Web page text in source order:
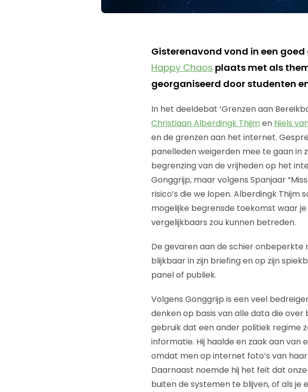
Gisterenavond vond in een
Happy Chaos plaats met als
georganiseerd door studenten
In het deeldebat ‘Grenzen aan
Christiaan Alberdingk Thijm en Niels
en de grenzen aan het internet.
panelleden weigerden mee te gaan in
begrenzing van de vrijheden op het
Gonggrijp, maar volgens Spanjaar
risico’s die we lopen. Alberdingk
mogelijke begrensde toekomst waar
vergelijkbaars zou kunnen betreden.
De gevaren aan de schier
blijkbaar in zijn briefing en op zijn
panel of publiek.
Volgens Gonggrijp is een veel
denken op basis van alle data die
gebruik dat een ander politiek regime
informatie. Hij haalde en zaak aan van
omdat men op internet foto’s van
Daarnaast noemde hij het feit dat
buiten de systemen te blijven, of als